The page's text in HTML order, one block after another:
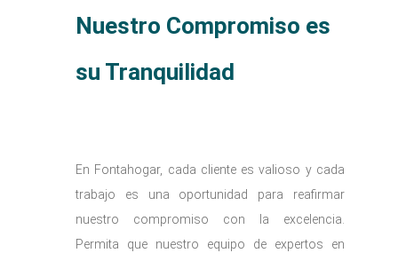
Nuestro Compromiso es
su Tranquilidad
En Fontahogar, cada cliente es valioso y cada
trabajo es una oportunidad para reafirmar
nuestro compromiso con la excelencia.
Permita que nuestro equipo de expertos en